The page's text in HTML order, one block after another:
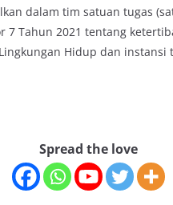
dalam tim satuan tugas
7 Tahun 2021 tentang
Hidup dan
Spread the love